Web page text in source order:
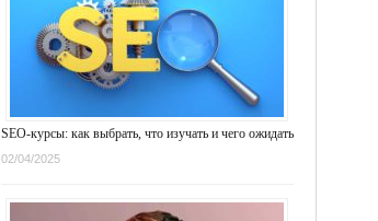
SEO-курсы: как выбрать, что изучать и чего ожидать
02/04/2025